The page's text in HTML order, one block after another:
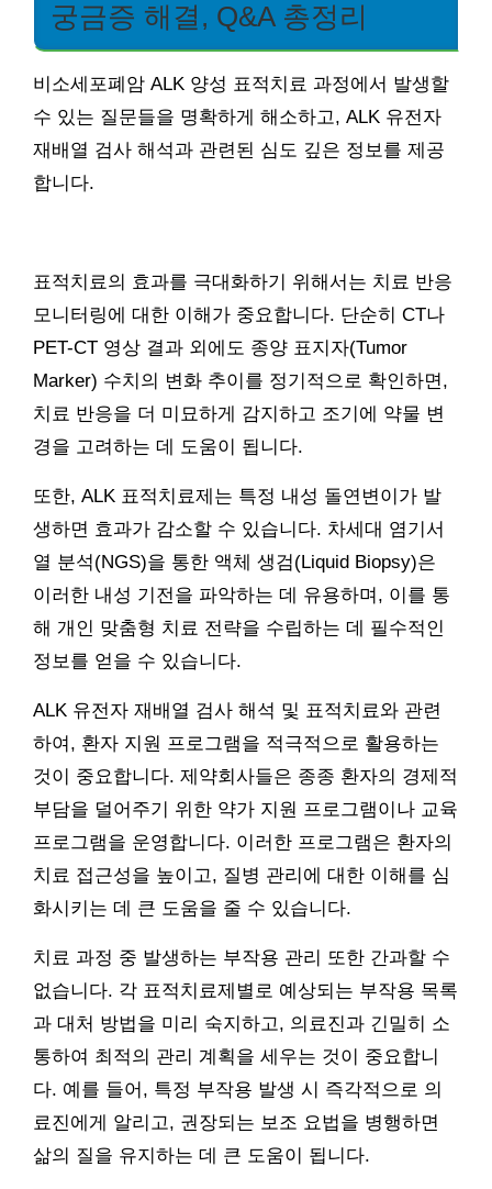
궁금증 해결, Q&A 총정리
비소세포폐암 ALK 양성 표적치료 과정에서 발생할
수 있는 질문들을 명확하게 해소하고, ALK 유전자
재배열 검사 해석과 관련된 심도 깊은 정보를 제공
합니다.
표적치료의 효과를 극대화하기 위해서는 치료 반응
모니터링에 대한 이해가 중요합니다. 단순히 CT나
PET-CT 영상 결과 외에도 종양 표지자(Tumor
Marker) 수치의 변화 추이를 정기적으로 확인하면,
치료 반응을 더 미묘하게 감지하고 조기에 약물 변
경을 고려하는 데 도움이 됩니다.
또한, ALK 표적치료제는 특정 내성 돌연변이가 발
생하면 효과가 감소할 수 있습니다. 차세대 염기서
열 분석(NGS)을 통한 액체 생검(Liquid Biopsy)은
이러한 내성 기전을 파악하는 데 유용하며, 이를 통
해 개인 맞춤형 치료 전략을 수립하는 데 필수적인
정보를 얻을 수 있습니다.
ALK 유전자 재배열 검사 해석 및 표적치료와 관련
하여, 환자 지원 프로그램을 적극적으로 활용하는
것이 중요합니다. 제약회사들은 종종 환자의 경제적
부담을 덜어주기 위한 약가 지원 프로그램이나 교육
프로그램을 운영합니다. 이러한 프로그램은 환자의
치료 접근성을 높이고, 질병 관리에 대한 이해를 심
화시키는 데 큰 도움을 줄 수 있습니다.
치료 과정 중 발생하는 부작용 관리 또한 간과할 수
없습니다. 각 표적치료제별로 예상되는 부작용 목록
과 대처 방법을 미리 숙지하고, 의료진과 긴밀히 소
통하여 최적의 관리 계획을 세우는 것이 중요합니
다. 예를 들어, 특정 부작용 발생 시 즉각적으로 의
료진에게 알리고, 권장되는 보조 요법을 병행하면
삶의 질을 유지하는 데 큰 도움이 됩니다.